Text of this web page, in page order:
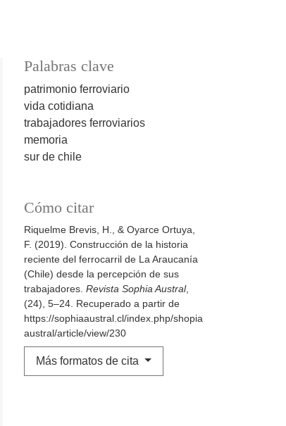
Palabras clave
patrimonio ferroviario
vida cotidiana
trabajadores ferroviarios
memoria
sur de chile
Cómo citar
Riquelme Brevis, H., & Oyarce Ortuya,
F. (2019). Construcción de la historia
reciente del ferrocarril de La Araucanía
(Chile) desde la percepción de sus
trabajadores. Revista Sophia Austral,
(24), 5–24. Recuperado a partir de
https://sophiaaustral.cl/index.php/shopia
austral/article/view/230
Más formatos de cita